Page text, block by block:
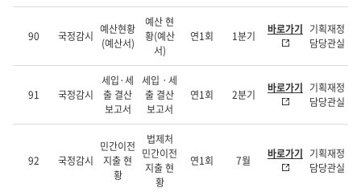
90 국정감시 예산현황
(예산서)
예산 현
황(예산
서)
연1회 1분기 바로가기 기획재정
담당관실
91 국정감시
세입·세
출 결산
보고서
세입ㆍ세
출 결산
보고서
연1회 2분기 바로가기 기획재정
담당관실
92 국정감시
민간이전
지출 현
황
법제처
민간이전
지출 현
황
연1회 7월 바로가기 기획재정
담당관실